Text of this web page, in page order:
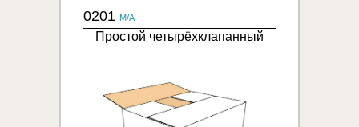
0201 M/A
Простой четырёхклапанный